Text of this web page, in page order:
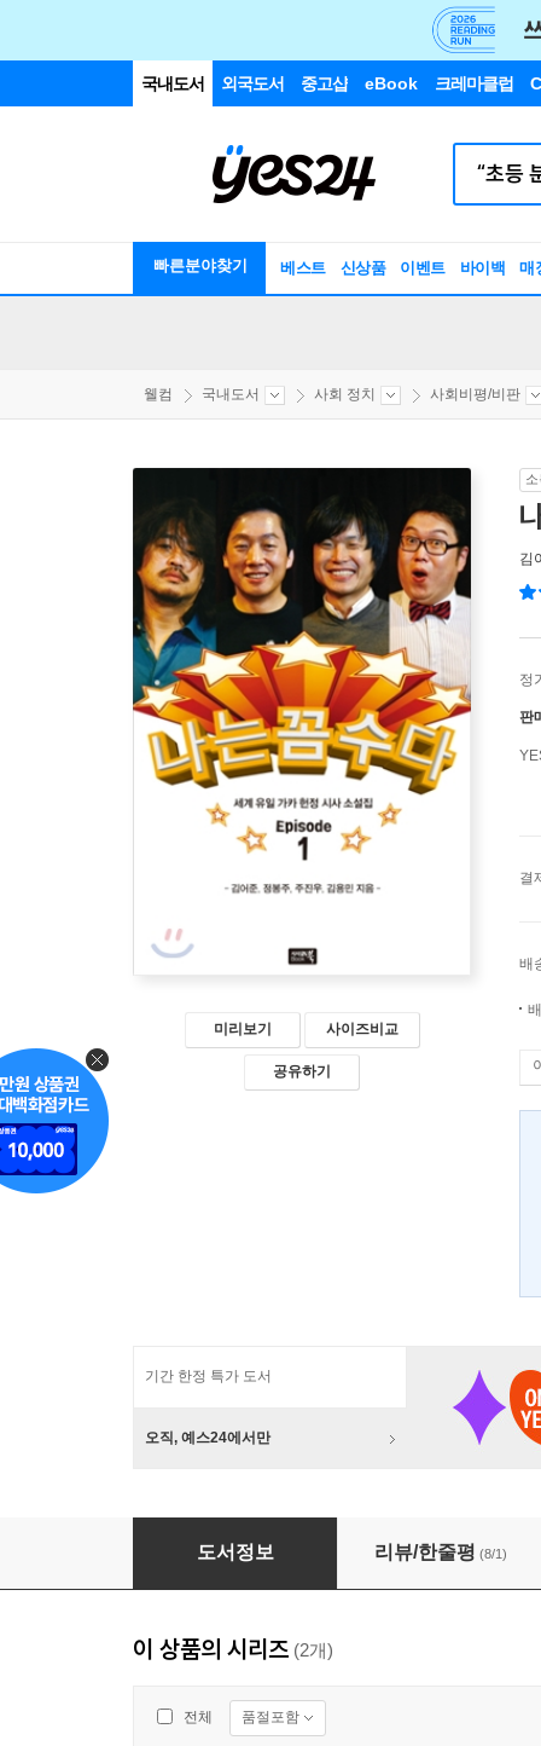
국내도서 외국도서 중고샵 eBook 크레마클럽
빠른분야찾기 베스트 신상품 이벤트 바이백 매
웰컴 국내도서 사회 정치 사회비평/비판
미리보기 사이즈비교
공유하기
김
정
판
결
배
기간 한정 특가 도서
오직, 예스24에서만
나는 꼼수다 에피소드 1
도서정보 리뷰/한줄평 (8/1)
이 상품의 시리즈 (2개)
전체 품절포함